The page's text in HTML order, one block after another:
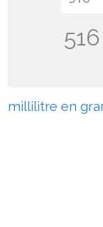
millilitre en